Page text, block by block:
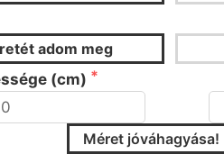
adom meg
(cm)
Méret jóváhagyása!